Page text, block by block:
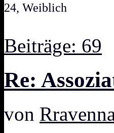
24, Weiblich
Beiträge: 69
Re:
von